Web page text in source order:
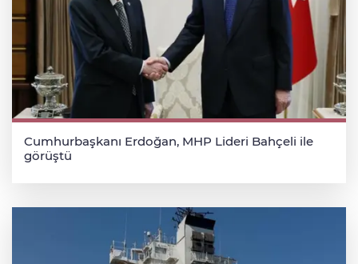
Cumhurbaşkanı Erdoğan, MHP Lideri Bahçeli ile
görüştü